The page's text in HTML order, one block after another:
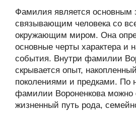
Фамилия является основным
связывающим человека со
окружающим миром. Она
основные черты характера и
события. Внутри фамилии
скрывается опыт,
поколениями и предками. По
фамилии Вороненкова можно
жизненный путь рода,